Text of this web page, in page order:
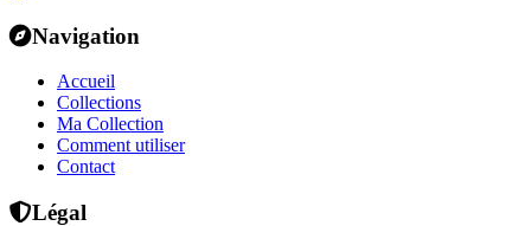
Navigation
Accueil
Collections
Ma Collection
Comment utiliser
Contact
Légal